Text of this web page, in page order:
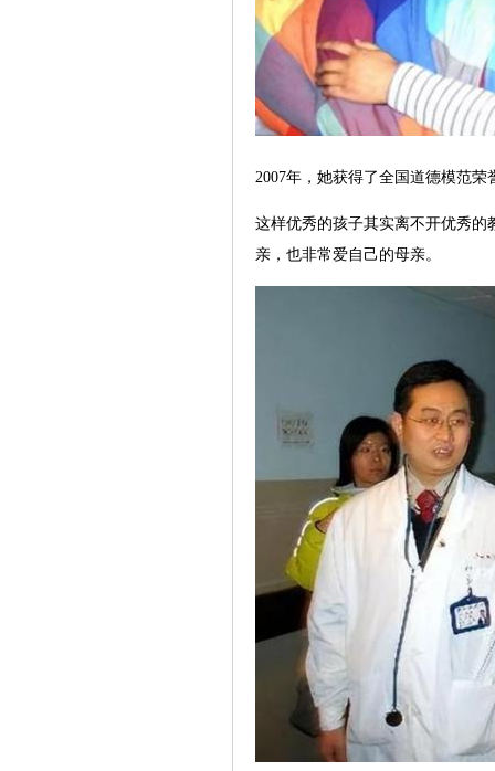
2007年，她获得了全国道德模范荣
这样优秀的孩子其实离不开优秀
亲，也非常爱自己的母亲。